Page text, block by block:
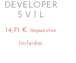
DEVELOPER
5 V 1 L
14,71 € Impuestos
Incluidos